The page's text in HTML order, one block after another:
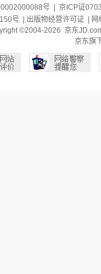
号 | 京ICP证
号 | 出版物经营许可证
©2004-2026 京东
京东旗